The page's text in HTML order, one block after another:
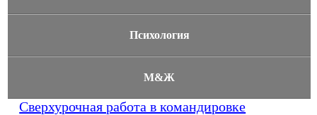
Психология
М&Ж
Сверхурочная работа в командировке